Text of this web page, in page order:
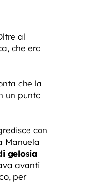
al
che era
che la
un punto
con
Manuela
gelosia
avanti
per